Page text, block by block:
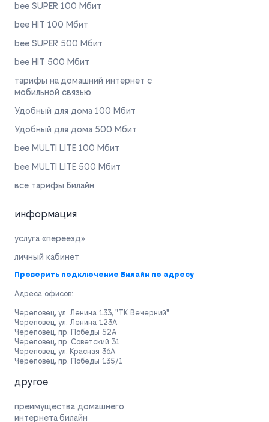
bee SUPER 100 Мбит
bee HIT 100 Мбит
bee SUPER 500 Мбит
bee HIT 500 Мбит
тарифы на домашний интернет с
мобильной связью
Удобный для дома 100 Мбит
Удобный для дома 500 Мбит
bee MULTI LITE 100 Мбит
bee MULTI LITE 500 Мбит
все тарифы Билайн
информация
услуга «переезд»
личный кабинет
Проверить подключение Билайн по адресу
Адреса офисов:
Череповец, ул. Ленина 133, "ТК Вечерний"
Череповец, ул. Ленина 123А
Череповец, пр. Победы 52А
Череповец, пр. Советский 31
Череповец, ул. Красная 36А
Череповец, пр. Победы 135/1
другое
преимущества домашнего
интернета билайн